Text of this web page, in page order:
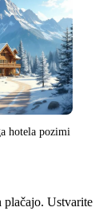
hotela pozimi
plačajo. Ustvarite